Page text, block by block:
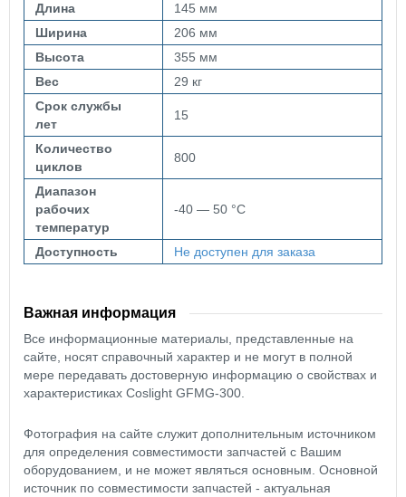
Длина
145 мм
Ширина
206 мм
Высота
355 мм
Вес
29 кг
Срок службы
лет
15
Количество
циклов
800
Диапазон
рабочих
температур
-40 — 50 °C
Доступность Не доступен для заказа
Важная информация
Все информационные материалы, представленные на
сайте, носят справочный характер и не могут в полной
мере передавать достоверную информацию о свойствах и
характеристиках Coslight GFMG-300.
Фотография на сайте служит дополнительным источником
для определения совместимости запчастей с Вашим
оборудованием, и не может являться основным. Основной
источник по совместимости запчастей - актуальная